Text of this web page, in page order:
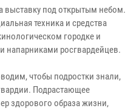
выставку под открытым небом.
техника и средства
городке и
напарниками росгвардейцев.
чтобы подростки знали,
Подрастающее
здорового образа жизни,